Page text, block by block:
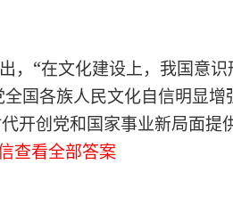
，“在文化建设上，我国意
全国各族人民文化自信明显
开创党和国家事业新局面提
查看全部答案